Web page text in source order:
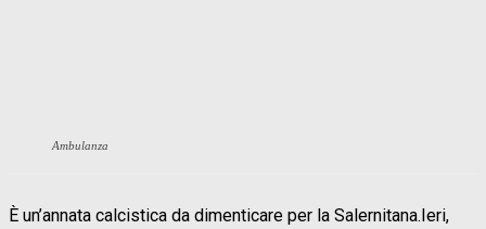
Ambulanza
È un’annata calcistica da dimenticare per la Salernitana.Ieri,